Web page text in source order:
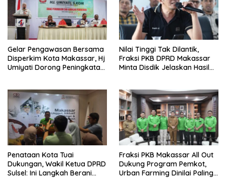
Gelar Pengawasan Bersama
Disperkim Kota Makassar, Hj
Umiyati Dorong Peningkatan
Nilai Tinggi Tak Dilantik,
Fraksi PKB DPRD Makassar
Minta Disdik Jelaskan Hasil
Penataan Kota Tuai
Dukungan, Wakil Ketua DPRD
Sulsel: Ini Langkah Berani
Fraksi PKB Makassar All Out
Dukung Program Pemkot,
Urban Farming Dinilai Paling